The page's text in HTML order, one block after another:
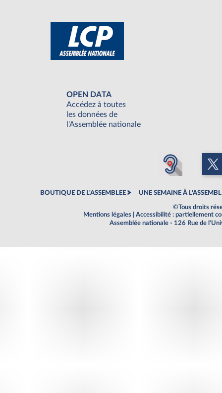
OPEN DATA
Accédez à toutes
les données de
l'Assemblée nationale
BOUTIQUE DE L'ASSEMBLEE UNE SEMAINE À
©Tous droits
Mentions légales
Accessibilité : partiellement
Assemblée nationale - 126 Rue de